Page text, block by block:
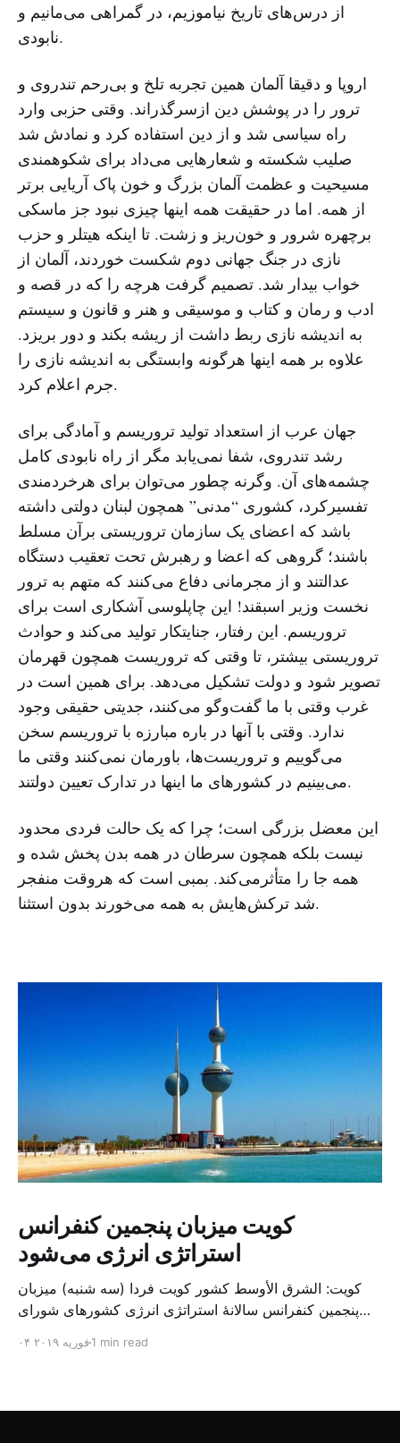
از درس‌های تاریخ نیاموزیم، در گمراهی می‌مانیم و
نابودی.
اروپا و دقیقا آلمان همین تجربه تلخ و بی‌رحم تندروی و
ترور را در پوشش دین ازسرگذراند. وقتی حزبی وارد
راه سیاسی شد و از دین استفاده کرد و نمادش شد
صلیب شکسته و شعارهایی می‌داد برای شکوهمندی
مسیحیت و عظمت آلمان بزرگ و خون پاک آریایی برتر
از همه. اما در حقیقت همه اینها چیزی نبود جز ماسکی
برچهره شرور و خون‌ریز و زشت. تا اینکه هیتلر و حزب
نازی در جنگ جهانی دوم شکست خوردند، آلمان از
خواب بیدار شد. تصمیم گرفت هرچه را که در قصه و
ادب و رمان و کتاب و موسیقی و هنر و قانون و سیستم
به اندیشه نازی ربط داشت از ریشه بکند و دور بریزد.
علاوه بر همه اینها هرگونه وابستگی به اندیشه نازی را
جرم اعلام کرد.
جهان عرب از استعداد تولید تروریسم و آمادگی برای
رشد تندروی، شفا نمی‌یابد مگر از راه نابودی کامل
چشمه‌های آن. وگرنه چطور می‌توان برای هرخردمندی
تفسیرکرد، کشوری “مدنی” همچون لبنان دولتی داشته
باشد که اعضای یک سازمان تروریستی برآن مسلط
باشند؛ گروهی که اعضا و رهبرش تحت تعقیب دستگاه
عدالتند و از مجرمانی دفاع می‌کنند که متهم به ترور
نخست وزیر اسبقند! این چاپلوسی آشکاری است برای
تروریسم. این رفتار، جنایتکار تولید می‌کند و حوادث
تروریستی بیشتر، تا وقتی که تروریست همچون قهرمان
تصویر شود و دولت تشکیل می‌دهد. برای همین است در
غرب وقتی با ما گفت‌وگو می‌کنند، جدیتی حقیقی وجود
ندارد. وقتی با آنها در باره مبارزه با تروریسم سخن
می‌گوییم و تروریست‌ها، باورمان نمی‌کنند وقتی ما
می‌بینیم در کشورهای ما اینها در تدارک تعیین دولتند.
این معضل بزرگی است؛ چرا که یک حالت فردی محدود
نیست بلکه همچون سرطان در همه بدن پخش شده و
همه جا را متأثرمی‌کند. بمبی است که هروقت منفجر
شد ترکش‌هایش به همه می‌خورند بدون استثنا.
کویت میزبان پنجمین کنفرانس
استراتژی انرژی می‌شود
کویت: الشرق الأوسط کشور کویت فردا (سه شنبه) میزبان
پنجمین کنفرانس سالانهٔ استراتژی انرژی کشورهای شورای
متخصص از شرکت‌های جهانی نفت و گاز در این کنفرانس
۰۴ فوریه ۲۰۱۹1 min read